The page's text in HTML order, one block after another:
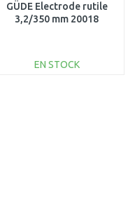
GÜDE Electrode rutile
3,2/350 mm 20018
EN STOCK